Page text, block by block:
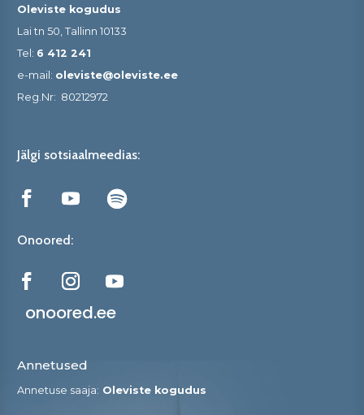
Oleviste kogudus
Lai tn 50, Tallinn 10133
Tel: 6 412 241
e-mail: oleviste@oleviste.ee
Reg.Nr: 80212972
Jälgi sotsiaalmeedias:
Onoored:
onoored.ee
Annetused
Annetuse saaja: Oleviste kogudus